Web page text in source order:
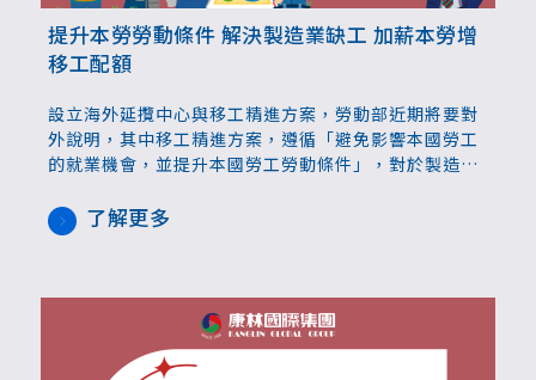
提升本勞勞動條件 解決製造業缺工 加薪本勞增
移工配額
設立海外延攬中心與移工精進方案，勞動部近期將要對
外說明，其中移工精進方案，遵循「避免影響本國勞工
的就業機會，並提升本國勞工勞動條件」，對於製造業
在3K5級制的移工配額外，再給予10%移工配額。
了解更多